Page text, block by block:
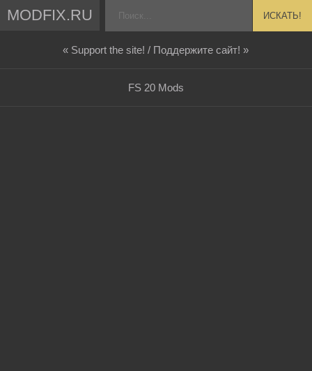
MODFIX.RU ИСКАТЬ!
« Support the site! / Поддержите сайт! »
FS 20 Mods